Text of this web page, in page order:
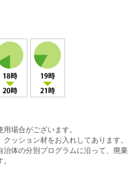
場合がございます。
ッション材をお入れしてあります。
体の分別プログラムに沿って、廃棄